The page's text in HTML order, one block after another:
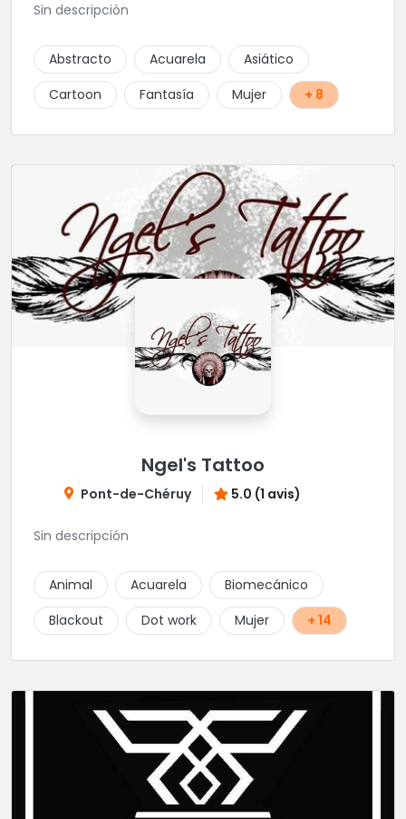
Sin descripción
Abstracto Acuarela
Asiático
Cartoon
Fantasía Mujer + 8
Ngel's Tattoo
Pont-de-Chéruy 5.0 (1 avis)
Sin descripción
Animal Acuarela
Biomecánico
Blackout
Dot work Mujer + 14